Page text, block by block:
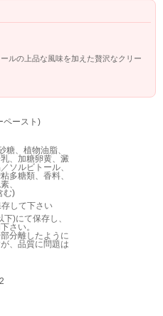
ルの上品な風味を加えた贅沢なクリー
ペースト)
糖、植物油脂、
、加糖卵黄、澱
ソルビトール、
多糖類、香料、
、
む)
して下さい
)にて保存し、
さい。
分離したように
、品質に問題は